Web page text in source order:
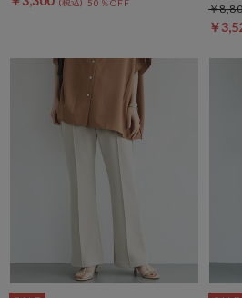
50％OFF
￥
￥